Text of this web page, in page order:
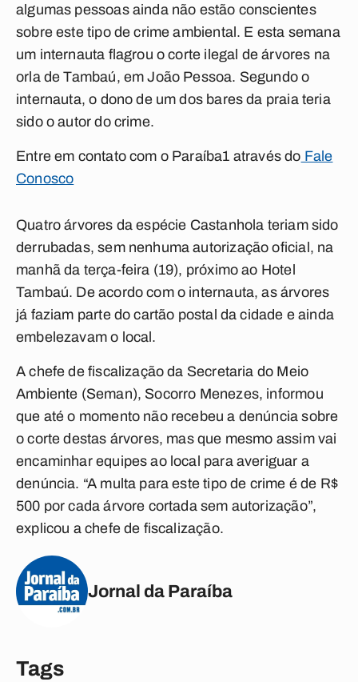
algumas pessoas ainda não estão conscientes
sobre este tipo de crime ambiental. E esta semana
um internauta flagrou o corte ilegal de árvores na
orla de Tambaú, em João Pessoa. Segundo o
internauta, o dono de um dos bares da praia teria
sido o autor do crime.
Entre em contato com o Paraíba1 através do Fale
Conosco
Quatro árvores da espécie Castanhola teriam sido
derrubadas, sem nenhuma autorização oficial, na
manhã da terça-feira (19), próximo ao Hotel
Tambaú. De acordo com o internauta, as árvores
já faziam parte do cartão postal da cidade e ainda
embelezavam o local.
A chefe de fiscalização da Secretaria do Meio
Ambiente (Seman), Socorro Menezes, informou
que até o momento não recebeu a denúncia sobre
o corte destas árvores, mas que mesmo assim vai
encaminhar equipes ao local para averiguar a
denúncia. “A multa para este tipo de crime é de R$
500 por cada árvore cortada sem autorização”,
explicou a chefe de fiscalização.
Jornal da Paraíba
Tags